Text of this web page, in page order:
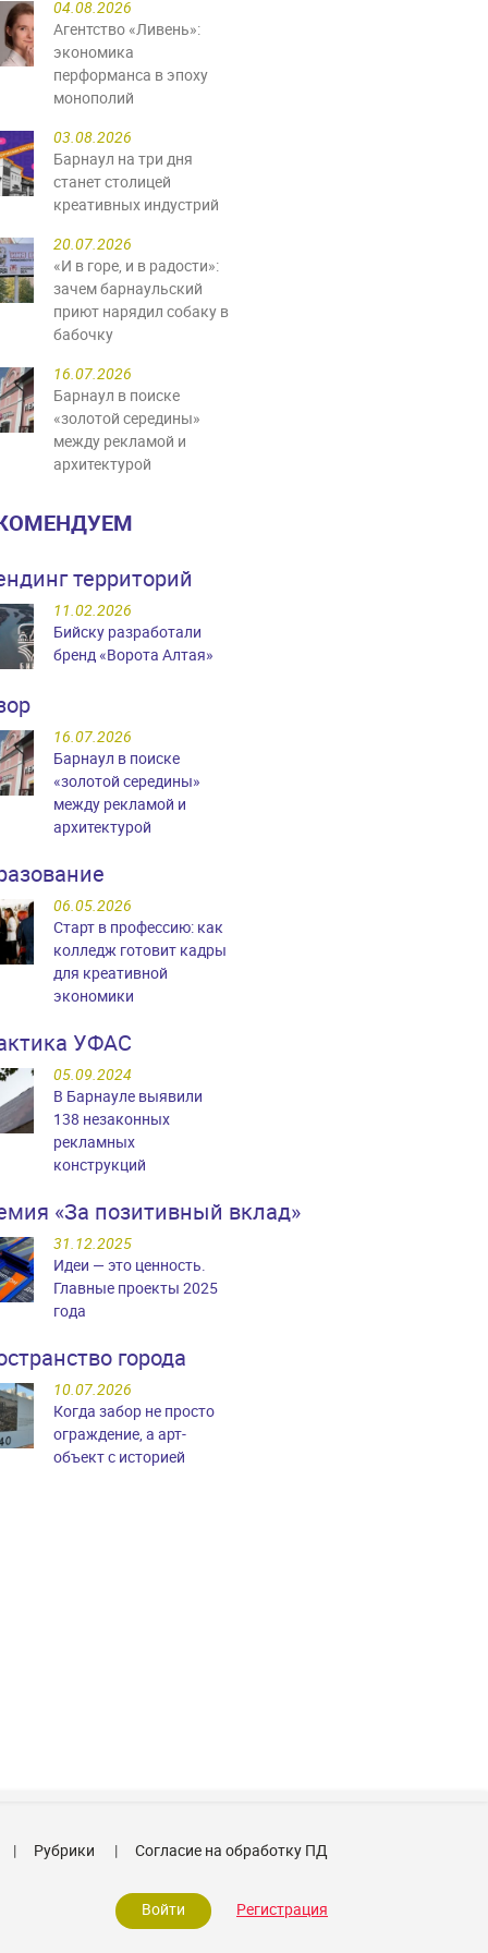
04.08.2026
Агентство «Ливень»:
экономика
перформанса в эпоху
монополий
03.08.2026
Барнаул на три дня
станет столицей
креативных индустрий
20.07.2026
«И в горе, и в радости»:
зачем барнаульский
приют нарядил собаку в
бабочку
16.07.2026
Барнаул в поиске
«золотой середины»
между рекламой и
архитектурой
территорий
11.02.2026
Бийску разработали
бренд «Ворота Алтая»
16.07.2026
Барнаул в поиске
«золотой середины»
между рекламой и
архитектурой
06.05.2026
Старт в профессию: как
колледж готовит кадры
для креативной
экономики
УФАС
05.09.2024
В Барнауле выявили
138 незаконных
рекламных
конструкций
«За позитивный вклад»
31.12.2025
Идеи — это ценность.
Главные проекты 2025
года
города
10.07.2026
Когда забор не просто
ограждение, а арт-
объект с историей
Рубрики Согласие на обработку ПД
Войти Регистрация